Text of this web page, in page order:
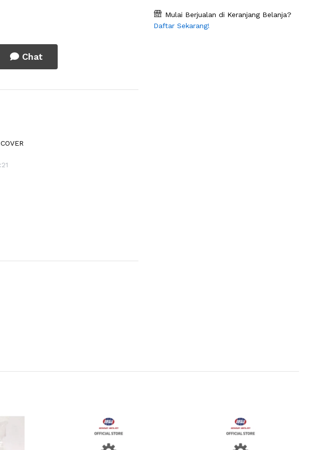
Chat
Mulai Berjualan di Keranjang Belanja?
Daftar Sekarang!